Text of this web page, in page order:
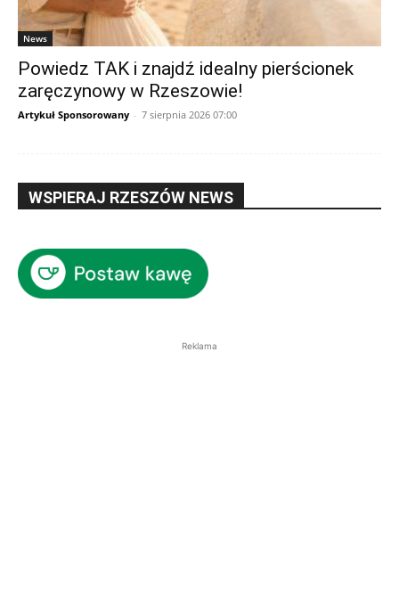
News
Powiedz TAK i znajdź idealny pierścionek
zaręczynowy w Rzeszowie!
Artykuł Sponsorowany - 7 sierpnia 2026 07:00
WSPIERAJ RZESZÓW NEWS
Reklama